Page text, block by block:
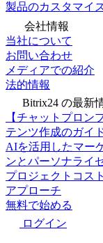
製品のカスタマイ
会社情報
当社について
お問い合わせ
メディアでの紹介
法的情報
Bitrix24 の最新
【チャットプロン
テンツ作成のガイ
AIを活用したマー
ンとパーソナライ
プロジェクトコス
アプローチ
無料で始める
ログイン